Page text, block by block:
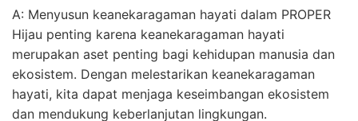
A: Menyusun keanekaragaman hayati dalam PROPER
Hijau penting karena keanekaragaman hayati
merupakan aset penting bagi kehidupan manusia dan
ekosistem. Dengan melestarikan keanekaragaman
hayati, kita dapat menjaga keseimbangan ekosistem
dan mendukung keberlanjutan lingkungan.